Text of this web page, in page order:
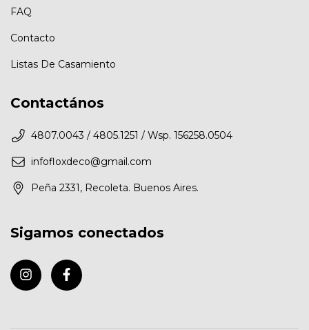
FAQ
Contacto
Listas De Casamiento
Contactános
4807.0043 / 4805.1251 / Wsp. 156258.0504
infofloxdeco@gmail.com
Peña 2331, Recoleta. Buenos Aires.
Sigamos conectados